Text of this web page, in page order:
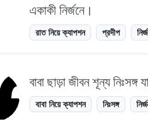
একাকী নির্জনে।
রাত নিয়ে ক্যাপশন প্রদীপ
বাবা ছাড়া জীবন শূন্য নিঃসঙ্গ
বাবা নিয়ে ক্যাপশন নিঃসঙ্গ